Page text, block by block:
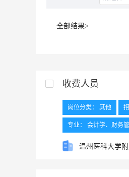
全部结果>
收费人员
岗位分类： 其他
专业： 会计学、财务
工作地点： 绍兴
温州医科大学